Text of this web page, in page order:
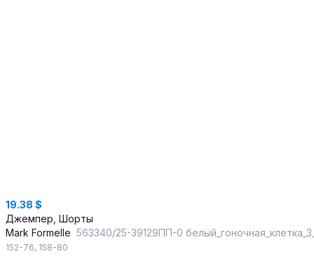
19.38 $
Джемпер, Шорты
Mark Formelle 563340/25-39129ПП-0
152-76, 158-80